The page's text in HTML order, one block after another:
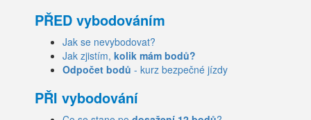
PŘED vybodováním
Jak se nevybodovat?
Jak zjistím, kolik mám bodů?
Odpočet bodů - kurz bezpečné jízdy
PŘI vybodování